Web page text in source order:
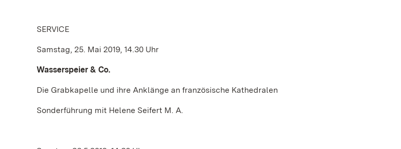
SERVICE
Samstag, 25. Mai 2019, 14.30 Uhr
Wasserspeier & Co.
Die Grabkapelle und ihre Anklänge an französische Kathedralen
Sonderführung mit Helene Seifert M. A.